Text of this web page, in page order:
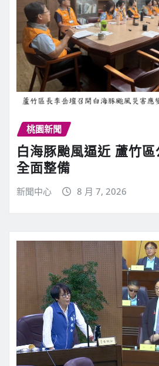
桃園新聞
白海豚颱風逼近 蘆竹
全面整備
新聞中心 8 月 7, 2026